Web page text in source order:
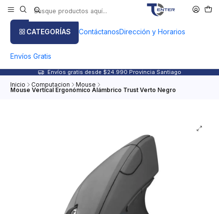
CATEGORÍAS ContáctanosDirección y Horarios
Envíos Gratis
Envíos gratis desde $24.990 Provincia Santiago
Inicio Computacion Mouse
Mouse Vertical Ergonómico Alámbrico Trust Verto Negro